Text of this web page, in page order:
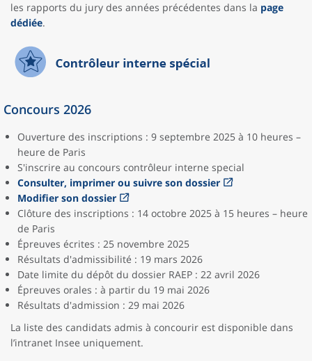
les rapports du jury des années précédentes dans la page
dédiée.
Concours 2026
Ouverture des inscriptions : 9 septembre 2025 à 10 heures –
heure de Paris
S'inscrire au concours contrôleur interne special
Consulter, imprimer ou suivre son dossier
Modifier son dossier
Clôture des inscriptions : 14 octobre 2025 à 15 heures – heure
de Paris
Épreuves écrites : 25 novembre 2025
Résultats d'admissibilité : 19 mars 2026
Date limite du dépôt du dossier RAEP : 22 avril 2026
Épreuves orales : à partir du 19 mai 2026
Résultats d'admission : 29 mai 2026
La liste des candidats admis à concourir est disponible dans
l’intranet Insee uniquement.